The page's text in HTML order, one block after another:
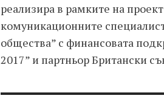
реализира в рамките на
комуникационните
общества” с финансовата
2017” и партньор Британски